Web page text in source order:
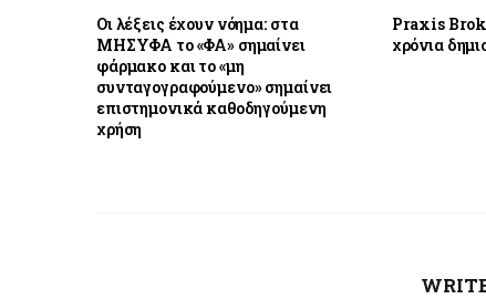
Οι λέξεις έχουν νόημα: στα
ΜΗΣΥΦΑ το «ΦΑ» σημαίνει
φάρμακο και το «μη
συνταγογραφούμενο» σημαίνει
επιστημονικά καθοδηγούμενη
χρήση
Praxis
χρόνια